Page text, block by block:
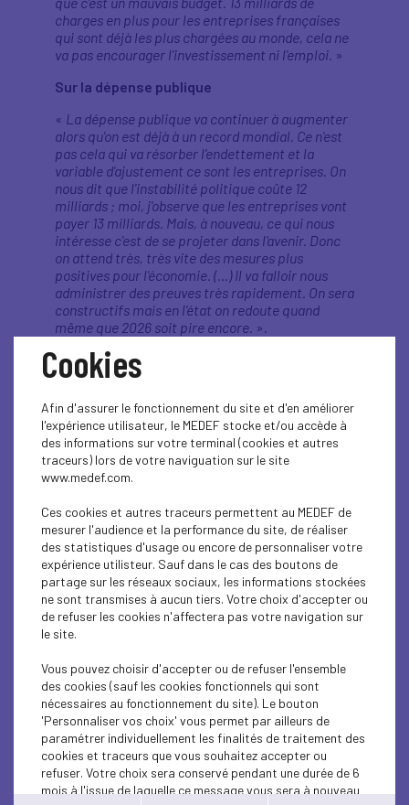
charges en plus pour les entreprises françaises
qui sont déjà les plus chargées au monde, cela ne
va pas encourager l'investissement ni l'emploi. »
Sur la dépense publique
« La dépense publique va continuer à augmenter
alors qu'on est déjà à un record mondial. Ce n'est
pas cela qui va résorber l'endettement et la
variable d'ajustement ce sont les entreprises. On
nous dit que l'instabilité politique coûte 12
milliards ; moi, j'observe que les entreprises vont
payer 13 milliards. Mais, à nouveau, ce qui nous
intéresse c'est de se projeter dans l'avenir. Donc
on attend très, très vite des mesures plus
positives pour l'économie. (…) Il va falloir nous
administrer des preuves très rapidement. On sera
constructifs mais en l'état on redoute quand
même que 2026 soit pire encore. ».
Sur les mesures d’économie à prendre
fonctions publiques. L'Etat fait de gros efforts
mais il y a les collectivités locales, il y a le secteur
hospitalier. Je ne parle pas des gens qui sont en
première ligne et dont on a besoin, des
enseignants, des forces de l'ordre, des soignants…
coûte très cher et qui empoisonne la vie de tout le
monde; là, il y a des économies à faire. (…) Ce qui
nous intéresse c'est la réussite du pays. Le
Medef c'est 200 000 entreprises, plus de 10
millions de salariés. On est un peu concernés, je
pense qu'on est très contributeurs à la bonne
marche du pays ; 300 milliards d'impôts et de
taxes tous les ans. Donc on a voix au chapitre, on
voulons d'urgence des mesures positives pour la
croissance, pour l'innovation, pour l'emploi. Pour
l'instant, il n'y a rien dans ce budget qui aille dans
ce sens. Le reste du monde va complètement à
l'inverse de ce que fait la France. Prenez
l'Espagne, prenez la Pologne, prenez le Portugal,
prenez bien sûr les Etats-Unis. On n'est pas dans
un monde à part. Et si on veut affaiblir l'économie,
Cookies
Afin d'assurer le fonctionnement du site et d'en améliorer
l'expérience utilisateur, le MEDEF stocke et/ou accède à
des informations sur votre terminal (cookies et autres
traceurs) lors de votre naviguation sur le site
www.medef.com.
Ces cookies et autres traceurs permettent au MEDEF de
mesurer l'audience et la performance du site, de réaliser
des statistiques d'usage ou encore de personnaliser votre
expérience utilisteur. Sauf dans le cas des boutons de
partage sur les réseaux sociaux, les informations stockées
ne sont transmises à aucun tiers. Votre choix d'accepter ou
de refuser les cookies n'affectera pas votre navigation sur
le site.
Vous pouvez choisir d'accepter ou de refuser l'ensemble
des cookies (sauf les cookies fonctionnels qui sont
nécessaires au fonctionnement du site). Le bouton
'Personnaliser vos choix' vous permet par ailleurs de
paramétrer individuellement les finalités de traitement des
cookies et traceurs que vous souhaitez accepter ou
refuser. Votre choix sera conservé pendant une durée de 6
mois à l'issue de laquelle ce message vous sera à nouveau